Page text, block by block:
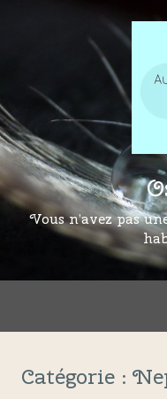
Vous n’avez pas
Catégorie :